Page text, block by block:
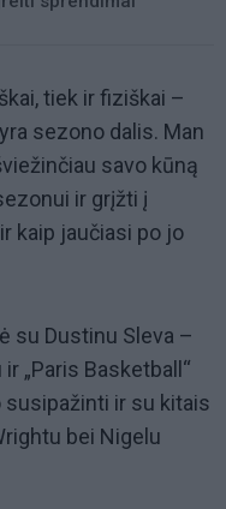
tiek ir fiziškai –
sezono dalis. Man
savo kūną
ir grįžti į
kaip jaučiasi po jo
su Dustinu Sleva –
„Paris Basketball“
susipažinti ir su kitais
bei Nigelu